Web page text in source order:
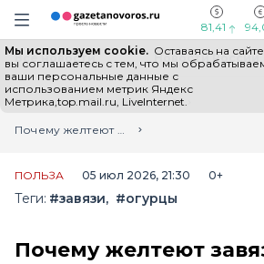
Информационный портал
Навигация сайта
81,41
Мы используем cookie. Оставаясь на
вы соглашаетесь с тем, что мы
ваши персональные данные с
использованием метрик Яндекс
Метрика,top.mail.ru, LiveInternet.
Все новости Новости России
Главная
Лента новостей
Почему желтеют завязи огурцов: причины и что делать
ПОЛЬЗА 05 июл 2026, 21:30 0+
Теги: #завязи #огурцы
Почему желтеют